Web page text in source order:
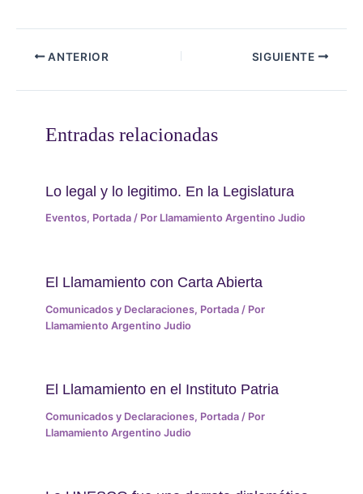
ANTERIOR SIGUIENTE
Entradas relacionadas
Lo legal y lo legitimo. En la Legislatura
Eventos, Portada / Por Llamamiento Argentino Judio
El Llamamiento con Carta Abierta
Comunicados y Declaraciones, Portada / Por
Llamamiento Argentino Judio
El Llamamiento en el Instituto Patria
Comunicados y Declaraciones, Portada / Por
Llamamiento Argentino Judio